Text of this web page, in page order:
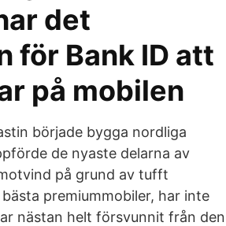
det
för Bank ID att
på mobilen
började bygga nordliga
de nyaste delarna av
på grund av tufft
premiummobiler, har inte
nästan helt försvunnit från den